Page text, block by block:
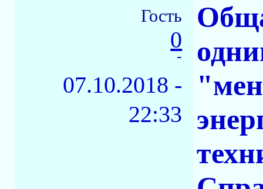
Гость
0
-
07.10.2018 -
22:33